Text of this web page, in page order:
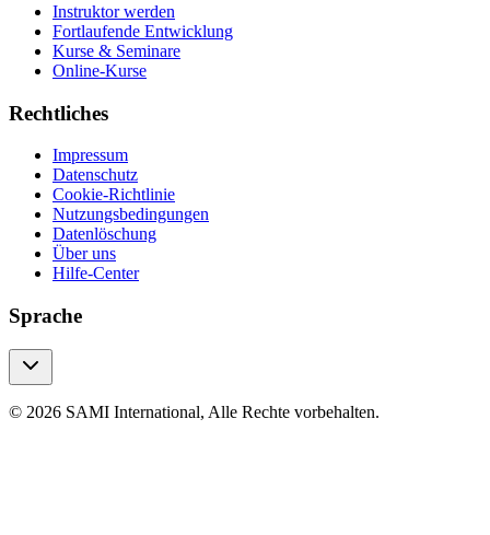
Instruktor werden
Fortlaufende Entwicklung
Kurse & Seminare
Online-Kurse
Rechtliches
Impressum
Datenschutz
Cookie-Richtlinie
Nutzungsbedingungen
Datenlöschung
Über uns
Hilfe-Center
Sprache
© 2026 SAMI International, Alle Rechte vorbehalten.